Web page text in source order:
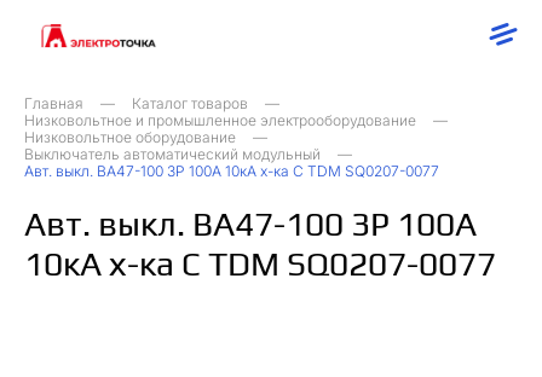
Главная
Каталог товаров
Низковольтное и промышленное электрооборудование
Низковольтное оборудование
Выключатель автоматический модульный
Авт. выкл. ВА47-100 3Р 100А 10кА х-ка С TDM SQ0207-0077
Авт. выкл. ВА47-100 3Р 100А
10кА х-ка С TDM SQ0207-0077